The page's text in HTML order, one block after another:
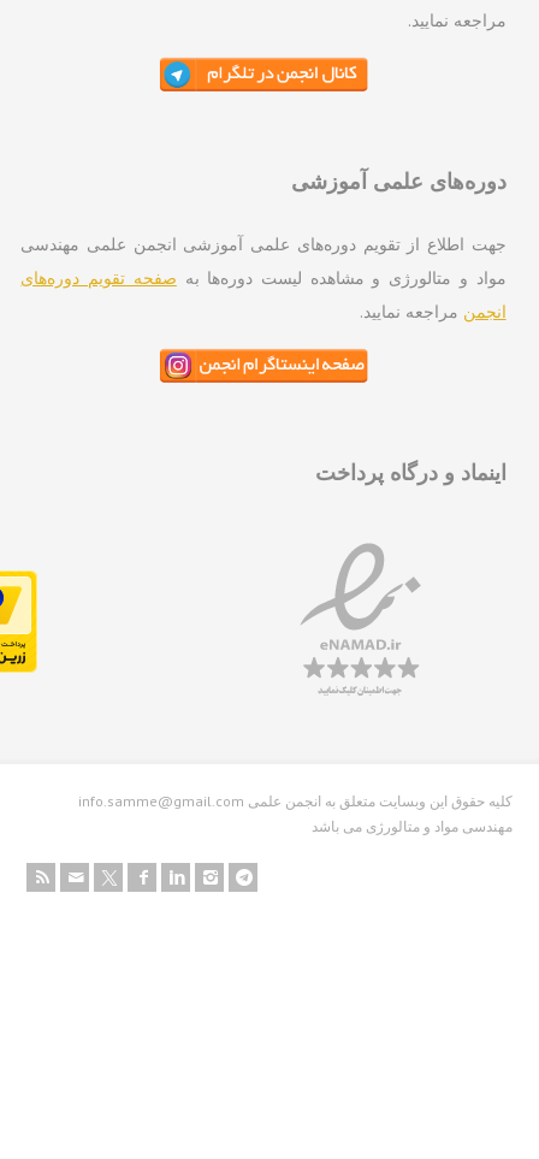
نمایید.
علمی آموزشی
اطلاع از تقویم دوره‌های علمی آموزشی انجمن علمی مهندسی
و متالورژی و مشاهده لیست دوره‌ها بهصفحه تقویم دوره‌های
مراجعه نمایید.
و درگاه پرداخت
info.samme@gmail.com کلیه حقوق این وبسایت متعلق به انجمن علمی
مواد و متالورژی می باشد